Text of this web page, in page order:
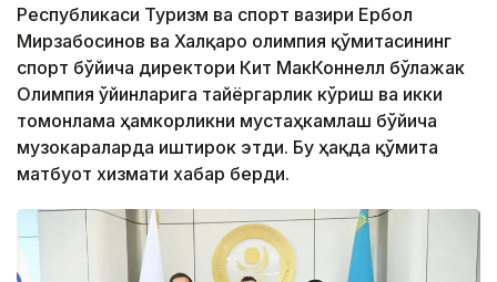
Республикаси Туризм ва спорт вазири Ербол
Мирзабосинов ва Халқаро олимпия қўмитасининг
спорт бўйича директори Кит МакКоннелл бўлажак
Олимпия ўйинларига тайёргарлик кўриш ва икки
томонлама ҳамкорликни мустаҳкамлаш бўйича
музокараларда иштирок этди. Бу ҳақда қўмита
матбуот хизмати хабар берди.